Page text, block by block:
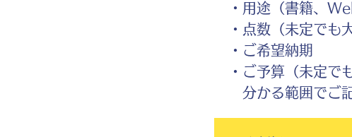
・用途（書籍、
・点数（未定でも
・ご希望納期
・ご予算（未定で
分かる範囲でご記